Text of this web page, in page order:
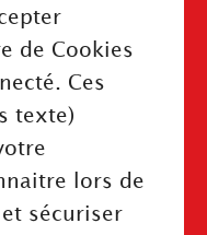
de Cookies
Ces
texte)
lors de
sécuriser